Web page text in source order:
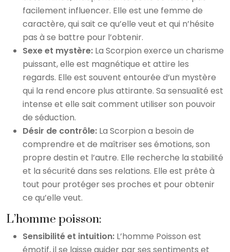
facilement influencer. Elle est une femme de
caractère, qui sait ce qu’elle veut et qui n’hésite
pas à se battre pour l’obtenir.
Sexe et mystère: La Scorpion exerce un charisme
puissant, elle est magnétique et attire les
regards. Elle est souvent entourée d’un mystère
qui la rend encore plus attirante. Sa sensualité est
intense et elle sait comment utiliser son pouvoir
de séduction.
Désir de contrôle: La Scorpion a besoin de
comprendre et de maîtriser ses émotions, son
propre destin et l’autre. Elle recherche la stabilité
et la sécurité dans ses relations. Elle est prête à
tout pour protéger ses proches et pour obtenir
ce qu’elle veut.
L’homme poisson:
Sensibilité et intuition: L’homme Poisson est